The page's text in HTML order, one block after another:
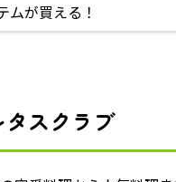
ムが買える！
スクラブ